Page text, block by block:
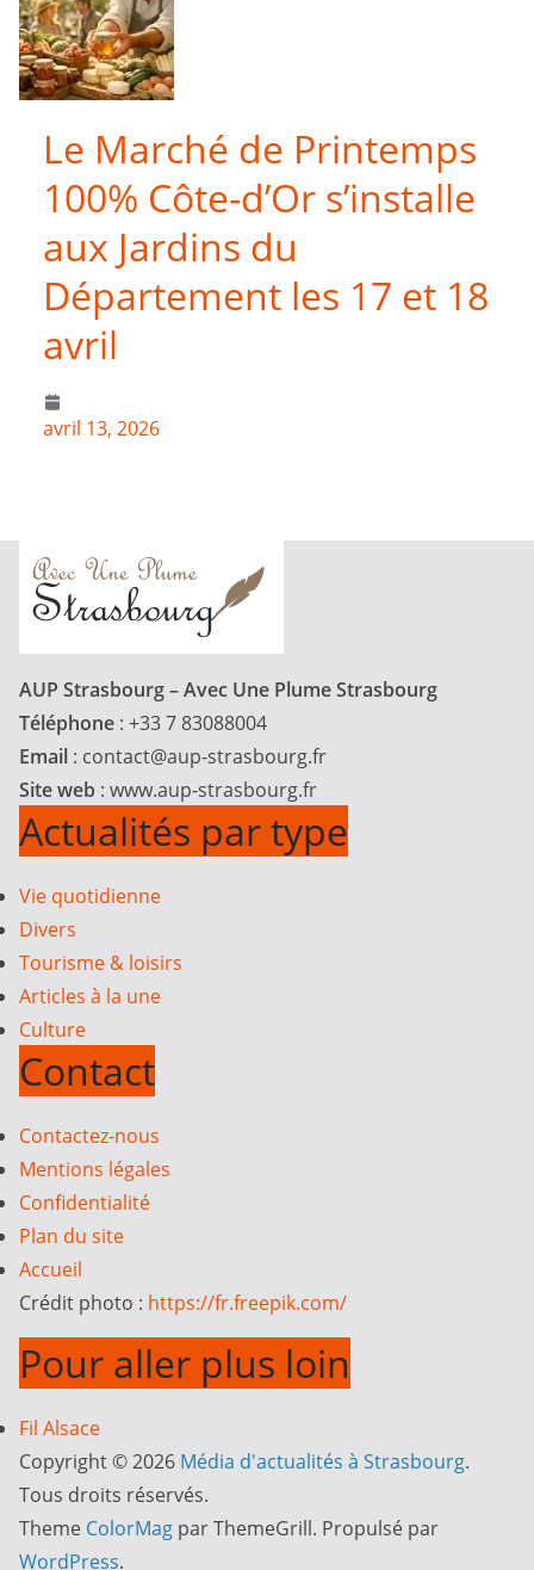
Le Marché de Printemps
100% Côte-d’Or s’installe
aux Jardins du
Département les 17 et 18
avril
avril 13, 2026
AUP Strasbourg – Avec Une Plume Strasbourg
Téléphone : +33 7 83088004
Email : contact@aup-strasbourg.fr
Site web : www.aup-strasbourg.fr
Actualités par type
Vie quotidienne
Divers
Tourisme & loisirs
Articles à la une
Culture
Contact
Contactez-nous
Mentions légales
Confidentialité
Plan du site
Accueil
Crédit photo : https://fr.freepik.com/
Pour aller plus loin
Fil Alsace
Copyright © 2026 Média d'actualités à Strasbourg.
Tous droits réservés.
Theme ColorMag par ThemeGrill. Propulsé par
WordPress.